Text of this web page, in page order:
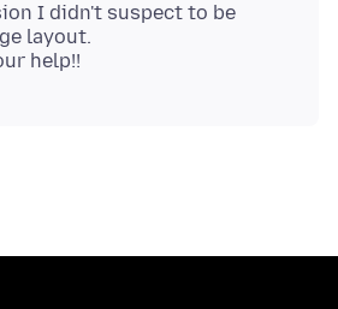
I didn't suspect to be
layout.